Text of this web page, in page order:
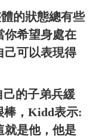
的狀態總有些
你希望身處在
己可以表現得
的子弟兵緩
棒，Kidd表示:
就是他，他是